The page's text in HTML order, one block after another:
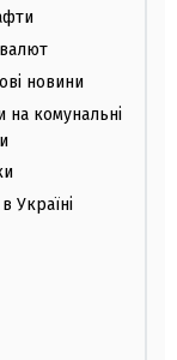
новини
на комунальні
Україні